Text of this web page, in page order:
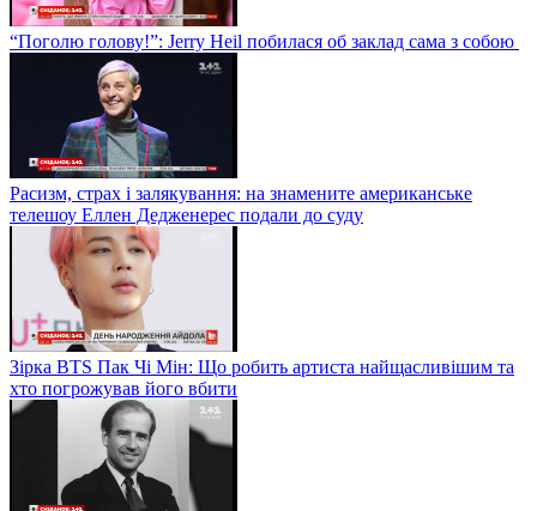
“Поголю голову!”: Jerry Heil побилася об заклад сама з собою
Расизм, страх і залякування: на знамените американське
телешоу Еллен Дедженерес подали до суду
Зірка BTS Пак Чі Мін: Що робить артиста найщасливішим та
хто погрожував його вбити